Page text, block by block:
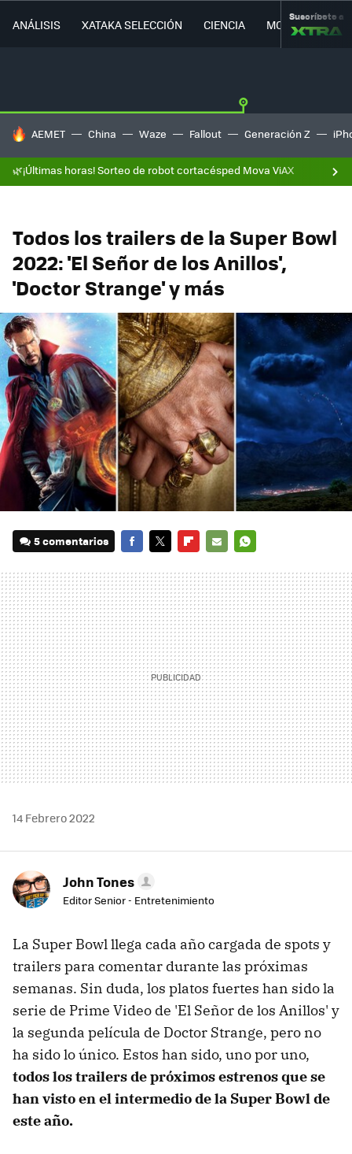
ANÁLISIS XATAKA SELECCIÓN CIENCIA MOVILIDAD
Suscríbete a
HOY SE HABLA DE
AEMET China Waze Fallout Generación Z
🌿¡Últimas horas! Sorteo de robot cortacésped Mova ViAX
Todos los trailers de la Super Bowl
2022: 'El Señor de los Anillos',
'Doctor Strange' y más
5 comentarios
MAIL
14 Febrero 2022
John Tones
Editor Senior - Entretenimiento
La Super Bowl llega cada año cargada de spots y
trailers para comentar durante las próximas
semanas. Sin duda, los platos fuertes han sido la
serie de Prime Video de 'El Señor de los Anillos' y
la segunda película de Doctor Strange, pero no
ha sido lo único. Estos han sido, uno por uno,
todos los trailers de próximos estrenos que se
han visto en el intermedio de la Super Bowl de
este año.